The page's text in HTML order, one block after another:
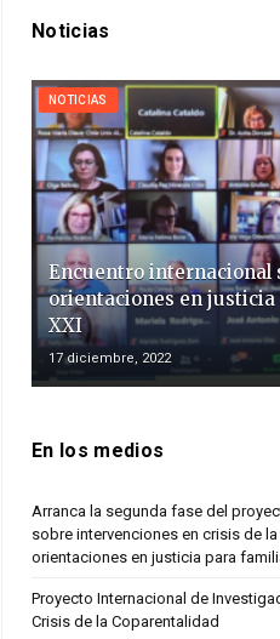
Noticias
NOTICIAS
Encuentro internacional
orientaciones en
XXI
17 diciembre, 2022
En los medios
Arranca la segunda fase del
sobre intervenciones en crisis de
orientaciones en justicia para
Proyecto Internacional de
Crisis de la Coparentalidad